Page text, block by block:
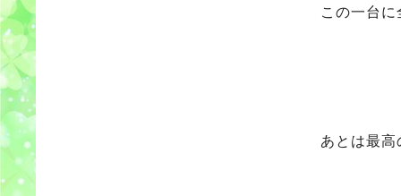
この一台
あとは最